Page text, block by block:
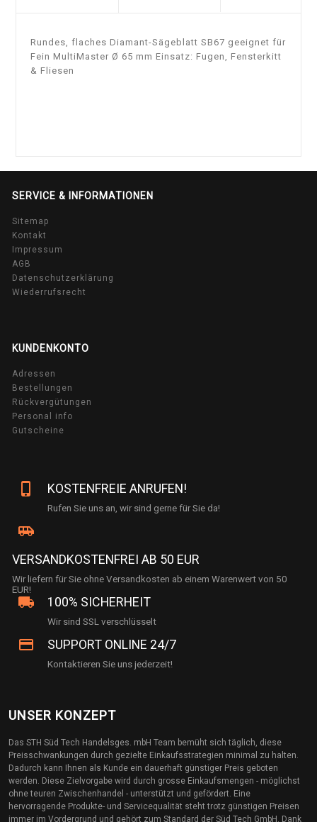
Rundes, flaches Diamant-Sägeblatt SB67 geeignet für
Fein MultiMaster Ø 65 mm Einsatz: Fugen, Fensterkitt
& Fliesen
SERVICE & INFORMATIONEN
Sitemap
Kontakt
Impressum
AGB
Datenschutzerklärung
Wiederrufsrecht
KUNDENKONTO
Adressen
Bestellungen
Rückvergütungen
Personal info
Gutscheine
phone_iphone KOSTENFREIE ANRUFEN!
Rufen Sie uns an, wir sind gerne für Sie da!
airport_shuttle
VERSANDKOSTENFREI AB 50 EUR
Wir liefern für Sie ohne Versandkosten ab einem Warenwert von 50
EUR!
local_shipping 100% SICHERHEIT
Wir sind SSL verschlüsselt
credit_card SUPPORT ONLINE 24/7
Kontaktieren Sie uns jederzeit!
UNSER KONZEPT
Das STH Süd Tech Handelsges. mbH Team bemüht sich täglich, diese
Preisschwankungen durch gezielte Einkaufsstrategien minimal zu halten.
Dadurch kann Ihnen als Kunde ein dauerhaft günstiger Preis geboten
werden. Diese Zielvorgabe wird durch grosse Einkaufsmengen - möglichst
ohne teuren Zwischenhandel - unterstützt und gefördert. Eine
hervorragende Produkte- und Servicequalität steht trotz günstigen Preisen
immer im Vordergrund und gehört zum Standard der Süd Tech GmbH. Dank